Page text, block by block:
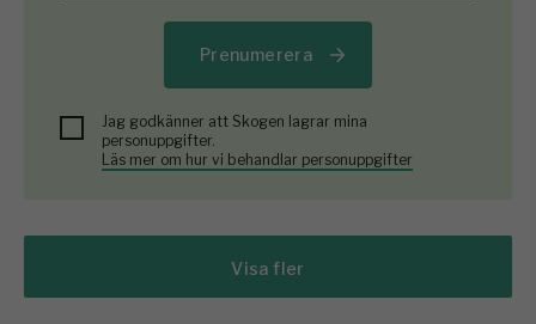
Prenumerera
Jag godkänner att Skogen lagrar mina
personuppgifter.
Läs mer om hur vi behandlar personuppgifter
Visa fler